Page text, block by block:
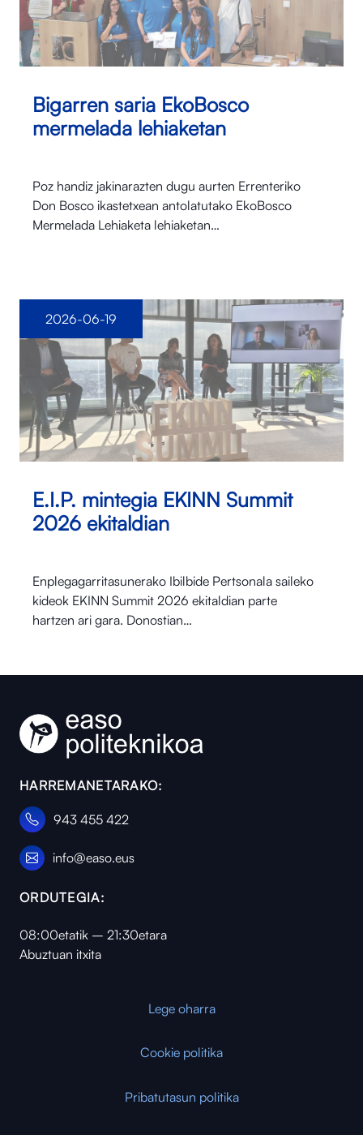
Bigarren saria EkoBosco
mermelada lehiaketan
Poz handiz jakinarazten dugu aurten Errenteriko
Don Bosco ikastetxean antolatutako EkoBosco
Mermelada Lehiaketa lehiaketan…
E.I.P. mintegia EKINN Summit
2026 ekitaldian
Enplegagarritasunerako Ibilbide Pertsonala saileko
kideok EKINN Summit 2026 ekitaldian parte
hartzen ari gara. Donostian…
2026-06-19
HARREMANETARAKO:
943 455 422
info@easo.eus
ORDUTEGIA:
08:00etatik – 21:30etara
Abuztuan itxita
Lege oharra
Cookie politika
Pribatutasun politika